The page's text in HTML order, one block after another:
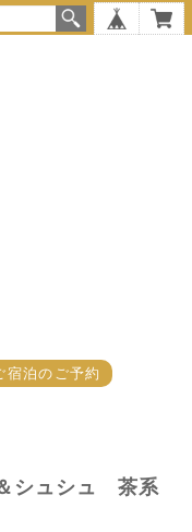
宿泊のご予約
シュシュ 茶系